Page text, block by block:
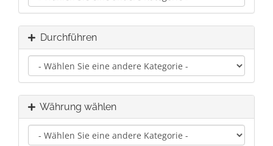
Durchführen
Währung wählen